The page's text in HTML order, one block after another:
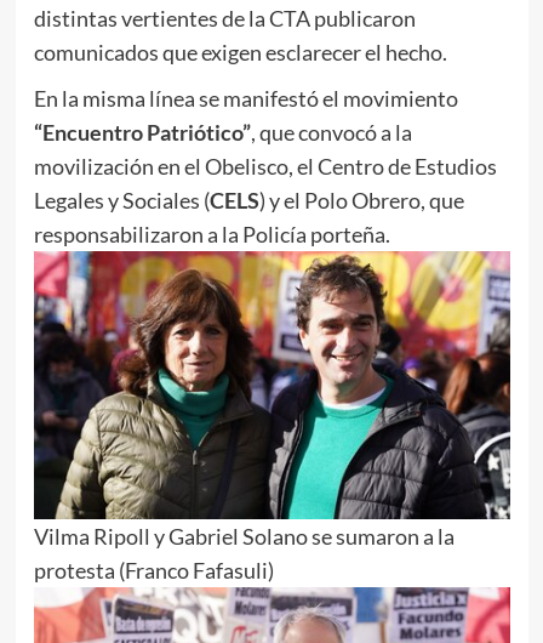
distintas vertientes de la CTA publicaron
comunicados que exigen esclarecer el hecho.
En la misma línea se manifestó el movimiento
“Encuentro Patriótico”, que convocó a la
movilización en el Obelisco, el Centro de Estudios
Legales y Sociales (CELS) y el Polo Obrero, que
responsabilizaron a la Policía porteña.
Vilma Ripoll y Gabriel Solano se sumaron a la
protesta (Franco Fafasuli)